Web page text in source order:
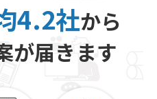
4.2社から
が届きます